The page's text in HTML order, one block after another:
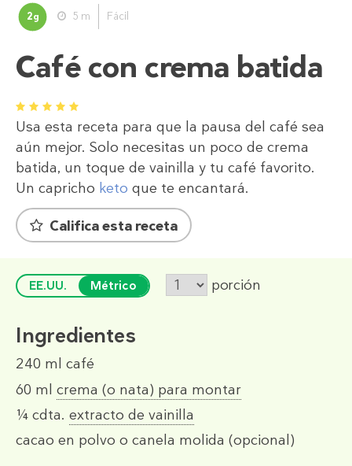
2g 5 m Fácil
Café con crema batida
1 2 3 4 5
Usa esta receta para que la pausa del café sea
aún mejor. Solo necesitas un poco de crema
batida, un toque de vainilla y tu café favorito.
Un capricho keto que te encantará.
Califica esta receta
EE.UU. Métrico porción
Ingredientes
240 ml café
60 ml crema (o nata) para montar
¼ cdta. extracto de vainilla
cacao en polvo o canela molida (opcional)